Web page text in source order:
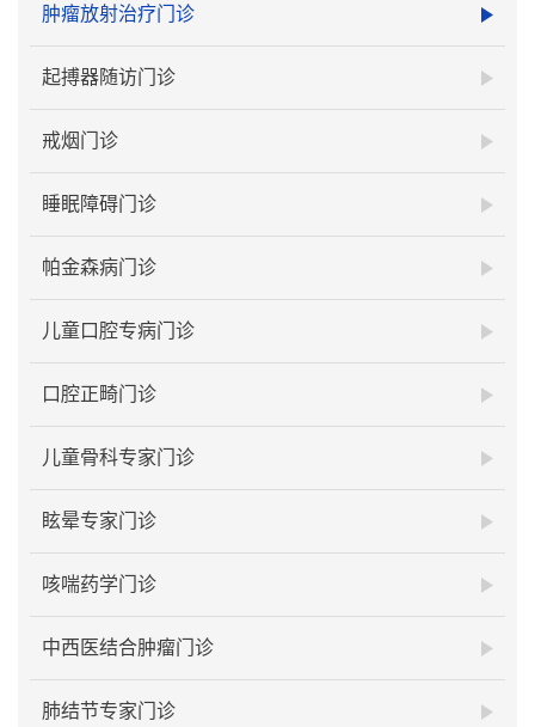
肿瘤放射治疗门诊
起搏器随访门诊
戒烟门诊
睡眠障碍门诊
帕金森病门诊
儿童口腔专病门诊
口腔正畸门诊
儿童骨科专家门诊
眩晕专家门诊
咳喘药学门诊
中西医结合肿瘤门诊
肺结节专家门诊